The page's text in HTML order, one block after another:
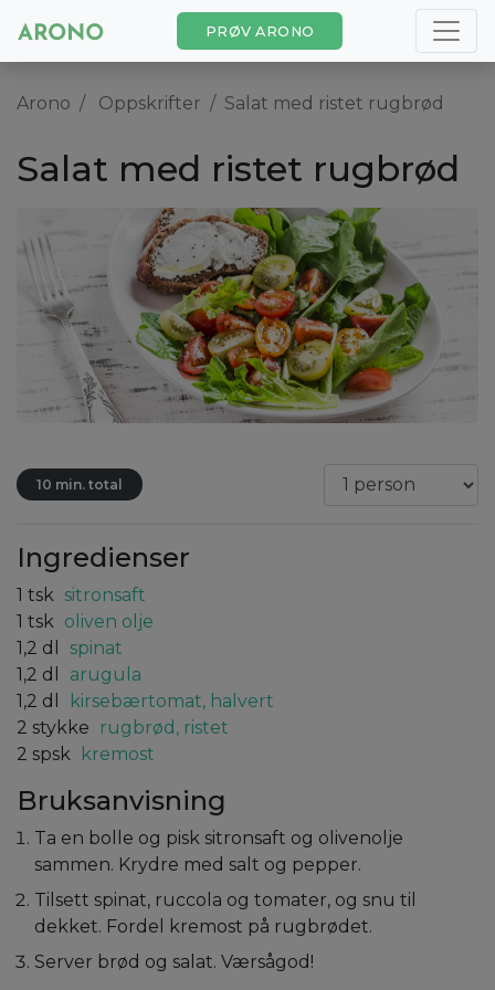
PRØV ARONO
Arono Oppskrifter Salat med ristet rugbrød
Salat med ristet rugbrød
10 min. total
Ingredienser
1 tsk sitronsaft
1 tsk oliven olje
1,2 dl
spinat
1,2 dl
arugula
1,2 dl
kirsebærtomat, halvert
2 stykke
rugbrød, ristet
2 spsk kremost
Bruksanvisning
Ta en bolle og pisk sitronsaft og olivenolje
sammen. Krydre med salt og pepper.
Tilsett spinat, ruccola og tomater, og snu til
dekket. Fordel kremost på rugbrødet.
Server brød og salat. Værsågod!